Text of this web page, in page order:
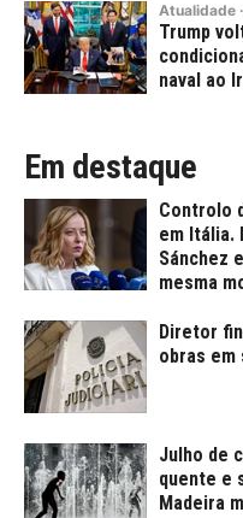
Atualidade ·
Trump
naval ao
Em destaque
Controlo
em Itália.
Sánchez
mesma
Diretor
obras em
Julho de
quente e
Madeira